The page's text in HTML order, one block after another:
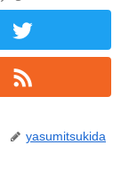
yasumitsukida